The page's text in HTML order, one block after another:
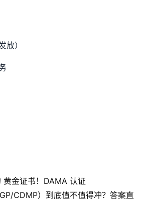
放）
黄金证书！DAMA 认证
CDMP）到底值不值得冲？答案直